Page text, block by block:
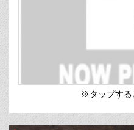
※タップする